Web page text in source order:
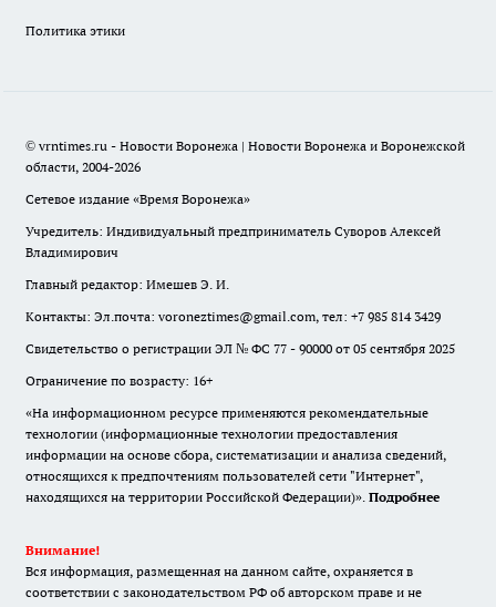
Политика этики
© vrntimes.ru - Новости Воронежа | Новости Воронежа и Воронежской
области, 2004-2026
Сетевое издание «Время Воронежа»
Учредитель: Индивидуальный предприниматель Суворов Алексей
Владимирович
Главный редактор: Имешев Э. И.
Контакты: Эл.почта: voroneztimes@gmail.com, тел: +7 985 814 3429
Свидетельство о регистрации ЭЛ № ФС 77 - 90000 от 05 сентября 2025
Ограничение по возрасту: 16+
«На информационном ресурсе применяются рекомендательные
технологии (информационные технологии предоставления
информации на основе сбора, систематизации и анализа сведений,
относящихся к предпочтениям пользователей сети "Интернет",
находящихся на территории Российской Федерации)». Подробнее
Внимание!
Вся информация, размещенная на данном сайте, охраняется в
соответствии с законодательством РФ об авторском праве и не